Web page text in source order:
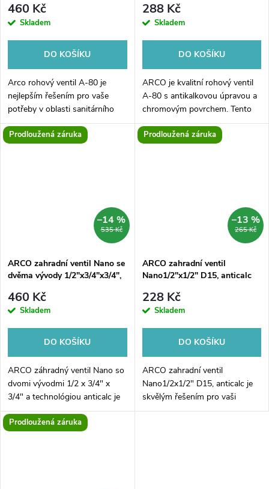
460 Kč
Skladem
DO KOŠÍKU
Arco rohový ventil A-80 je
nejlepším řešením pro vaše
potřeby v oblasti sanitárního
vybavení. Tento ventil se
vyznačuje vysokou kvalitou,
288 Kč
Skladem
DO KOŠÍKU
ARCO je kvalitní rohový ventil
A-80 s antikalkovou úpravou a
chromovým povrchem. Tento
ventil je vhodný pro instalaci v
koupelně, kuchyni nebo v
Prodloužená záruka
535 Kč
–14 %
ARCO zahradní ventil Nano se
dvěma vývody 1/2"x3/4"x3/4",
460 Kč
Skladem
DO KOŠÍKU
ARCO záhradný ventil Nano so
dvomi vývodmi 1/2 x 3/4" x
3/4" a technológiou anticalc je
ideálnym riešením pre vašu
záhradu. Jeho kompaktný dizajn
Prodloužená záruka
265 Kč
–13 %
ARCO zahradní ventil
Nano1/2"x1/2" D15, anticalc
228 Kč
Skladem
DO KOŠÍKU
ARCO zahradní ventil
Nano1/2x1/2" D15, anticalc je
skvělým řešením pro vaši
zahradu. S jeho pomocí můžete
Prodloužená záruka